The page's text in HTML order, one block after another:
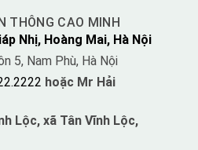
THÔNG CAO MINH
Nhị, Hoàng Mai, Hà Nội
5, Nam Phù, Hà Nội
hoặc Mr Hải
Lộc, xã Tân Vĩnh Lộc,